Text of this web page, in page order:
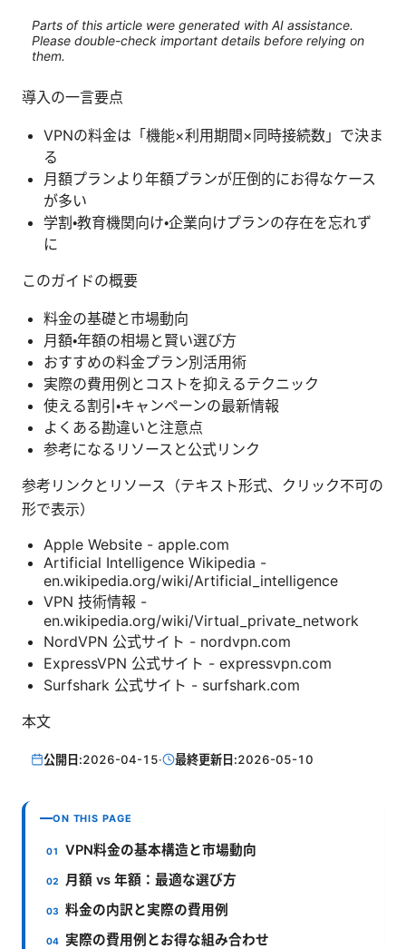
Parts of this article were generated with AI assistance.
Please double-check important details before relying on
them.
導入の一言要点
VPNの料金は「機能×利用期間×同時接続数」で決ま
る
月額プランより年額プランが圧倒的にお得なケース
が多い
学割・教育機関向け・企業向けプランの存在を忘れず
に
このガイドの概要
料金の基礎と市場動向
月額・年額の相場と賢い選び方
おすすめの料金プラン別活用術
実際の費用例とコストを抑えるテクニック
使える割引・キャンペーンの最新情報
よくある勘違いと注意点
参考になるリソースと公式リンク
参考リンクとリソース（テキスト形式、クリック不可の
形で表示）
Apple Website - apple.com
Artificial Intelligence Wikipedia -
en.wikipedia.org/wiki/Artificial_intelligence
VPN 技術情報 -
en.wikipedia.org/wiki/Virtual_private_network
NordVPN 公式サイト - nordvpn.com
ExpressVPN 公式サイト - expressvpn.com
Surfshark 公式サイト - surfshark.com
本文
公開日:2026-04-15· 最終更新日:2026-05-10
ON THIS PAGE
VPN料金の基本構造と市場動向
月額 vs 年額：最適な選び方
料金の内訳と実際の費用例
実際の費用例とお得な組み合わせ